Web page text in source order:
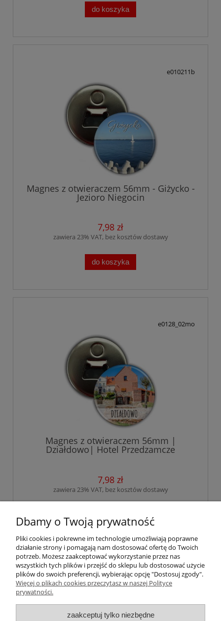
do koszyka
e010211b
Magnes z otwieraczem 56mm - Giżycko -
Jezioro Niegocin
7,98 zł
zawiera 23% VAT, bez kosztów dostawy
do koszyka
e0128_02mo
Magnes z otwieraczem 56mm |
Działdowo| Hotel Przedzamcze
7,98 zł
zawiera 23% VAT, bez kosztów dostawy
« 1 ... 4 5 6 7 8 »
Pomoc
Dbamy o Twoją prywatność
Pliki cookies i pokrewne im technologie umożliwiają poprawne
działanie strony i pomagają nam dostosować ofertę do Twoich
potrzeb. Możesz zaakceptować wykorzystanie przez nas
wszystkich tych plików i przejść do sklepu lub dostosować użycie
plików do swoich preferencji, wybierając opcję "Dostosuj zgody".
Więcej o plikach cookies przeczytasz w naszej Polityce
prywatności.
zaakceptuj tylko niezbędne